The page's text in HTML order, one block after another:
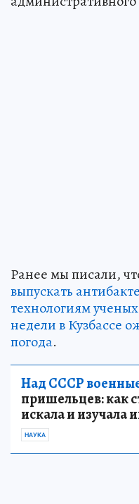
Ранее мы писали,
выпускать
технологиям
недели в Кузбассе
погода.
Над СССР
пришельцев: как
искала и изучала
НАУКА